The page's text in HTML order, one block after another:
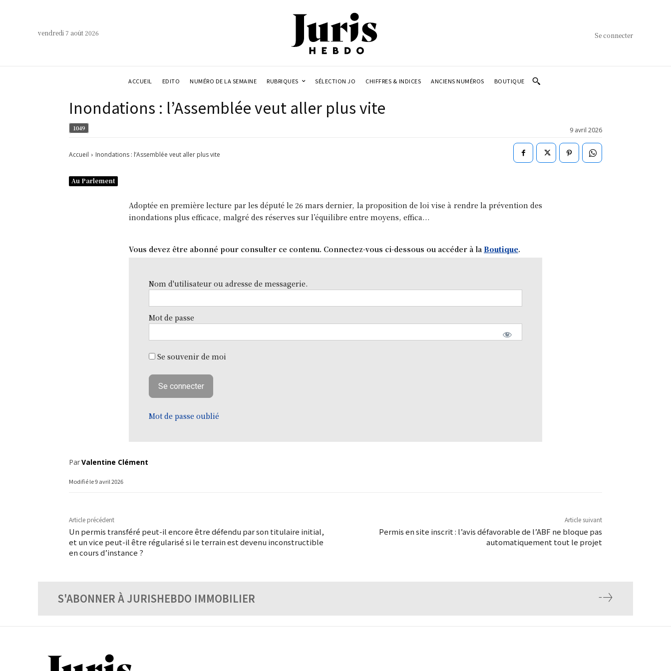
vendredi 7 août 2026 Se connecter
ACCUEIL EDITO NUMÉRO DE LA SEMAINE RUBRIQUES SÉLECTION JO CHIFFRES & INDICES ANCIENS NUMÉROS BOUTIQUE
Inondations : l’Assemblée veut aller plus vite
1049 9 avril 2026
Accueil Inondations : l’Assemblée veut aller plus vite
Au Parlement
Adoptée en première lecture par les député le 26 mars dernier, la proposition de loi vise à rendre la prévention des
inondations plus efficace, malgré des réserves sur l’équilibre entre moyens, effica...
Vous devez être abonné pour consulter ce contenu. Connectez-vous ci-dessous ou accéder à la Boutique.
Nom d'utilisateur ou adresse de messagerie.
Mot de passe
Se souvenir de moi
Mot de passe oublié
ParValentine Clément
Modifié le9 avril 2026
Article précédent
Un permis transféré peut-il encore être défendu par son titulaire initial,
et un vice peut-il être régularisé si le terrain est devenu inconstructible
en cours d’instance ?
Article suivant
Permis en site inscrit : l’avis défavorable de l’ABF ne bloque pas
automatiquement tout le projet
S'ABONNER À JURISHEBDO IMMOBILIER